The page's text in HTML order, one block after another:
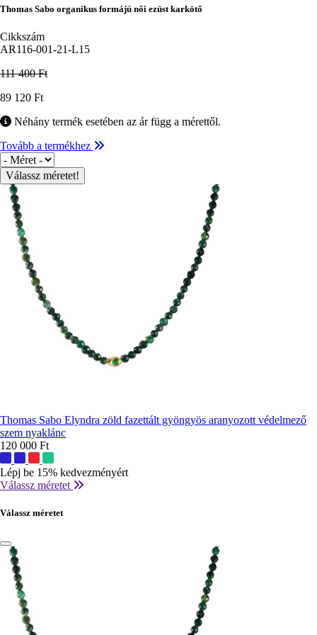
Thomas Sabo organikus formájú női ezüst karkötő
Cikkszám
AR116-001-21-L15
111 400 Ft
Ár
89 120 Ft
Néhány termék esetében az ár függ a mérettől.
Tovább a termékhez
Méret
Thomas Sabo Elyndra zöld fazettált gyöngyös aranyozott védelmező
szem nyaklánc
120 000 Ft
színek:
Lépj be 15% kedvezményért
Válassz méretet
Válassz méretet